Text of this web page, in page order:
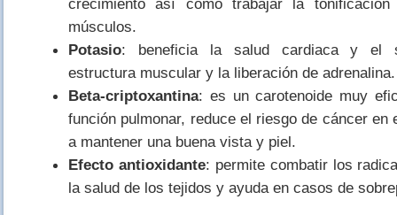
crecimiento así como trabajar la
músculos.
Potasio: beneficia la salud cardiaca y el
estructura muscular y la liberación de adrenalina.
Beta-criptoxantina: es un carotenoide muy
función pulmonar, reduce el riesgo de cáncer en
a mantener una buena vista y piel.
Efecto antioxidante: permite combatir los
la salud de los tejidos y ayuda en casos de